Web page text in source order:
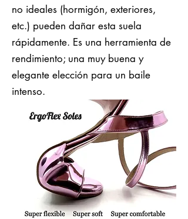
no ideales (hormigón, exteriores,
etc.) pueden dañar esta suela
rápidamente. Es una herramienta de
rendimiento; una muy buena y
elegante elección para un baile
intenso.